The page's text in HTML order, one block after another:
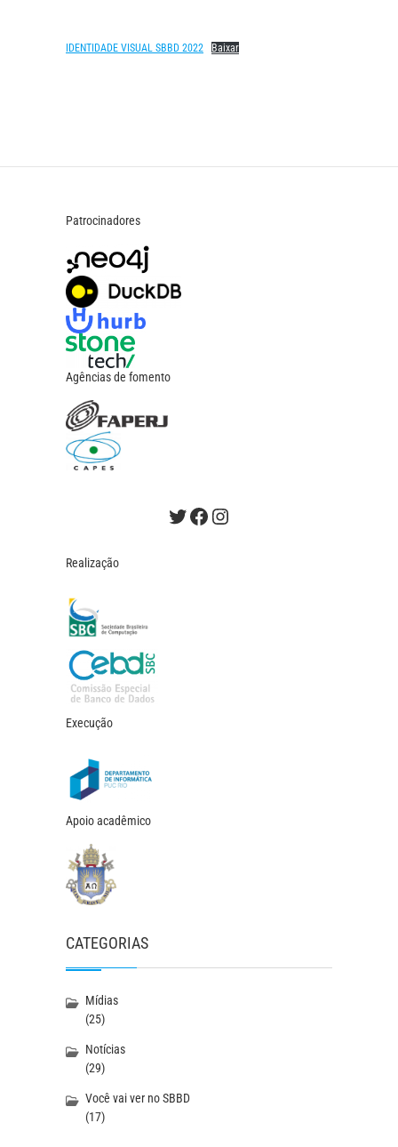
IDENTIDADE VISUAL SBBD 2022 Baixar
Patrocinadores
Agências de fomento
Twitter
Facebook
Instagram
Realização
Execução
Apoio acadêmico
CATEGORIAS
Mídias
(25)
Notícias
(29)
Você vai ver no SBBD
(17)